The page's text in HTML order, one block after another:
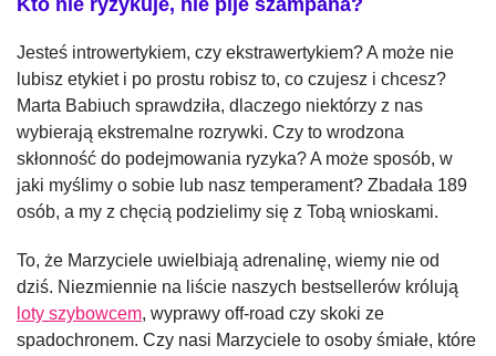
Kto nie ryzykuje, nie pije szampana?
Jesteś introwertykiem, czy ekstrawertykiem? A może nie
lubisz etykiet i po prostu robisz to, co czujesz i chcesz?
Marta Babiuch sprawdziła, dlaczego niektórzy z nas
wybierają ekstremalne rozrywki. Czy to wrodzona
skłonność do podejmowania ryzyka? A może sposób, w
jaki myślimy o sobie lub nasz temperament? Zbadała 189
osób, a my z chęcią podzielimy się z Tobą wnioskami.
To, że Marzyciele uwielbiają adrenalinę, wiemy nie od
dziś. Niezmiennie na liście naszych bestsellerów królują
loty szybowcem, wyprawy off-road czy skoki ze
spadochronem. Czy nasi Marzyciele to osoby śmiałe, które